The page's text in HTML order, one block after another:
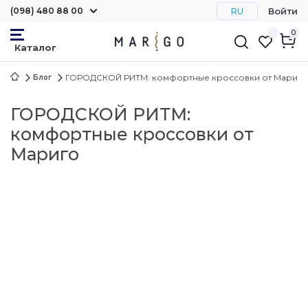
(098) 480 88 00 RU Войти
0
Блог ГОРОДСКОЙ РИТМ: комфортные кроссовки от Мариго
ГОРОДСКОЙ РИТМ:
комфортные кроссовки от
Мариго